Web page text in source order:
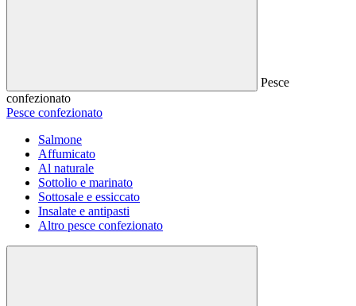
Pesce
confezionato
Pesce confezionato
Salmone
Affumicato
Al naturale
Sottolio e marinato
Sottosale e essiccato
Insalate e antipasti
Altro pesce confezionato